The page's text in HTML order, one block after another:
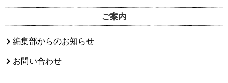
ご案内
編集部からのお知らせ
お問い合わせ